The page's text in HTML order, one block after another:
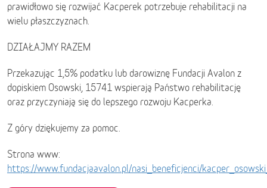
prawidłowo się rozwijać Kacperek potrzebuje rehabilitacji na
wielu płaszczyznach.
DZIAŁAJMY RAZEM
Przekazując 1,5% podatku lub darowiznę Fundacji Avalon z
dopiskiem Osowski, 15741 wspierają Państwo rehabilitację
oraz przyczyniają się do lepszego rozwoju Kacperka.
Z góry dziękujemy za pomoc.
Strona www:
https://www.fundacjaavalon.pl/nasi_beneficjenci/